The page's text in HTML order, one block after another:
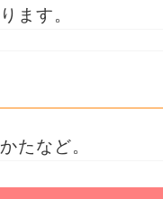
ます。
たなど。